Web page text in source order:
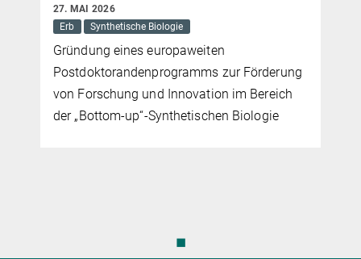
27. MAI 2026
Erb
Synthetische Biologie
Gründung eines europaweiten
Postdoktorandenprogramms zur Förderung
von Forschung und Innovation im Bereich
der „Bottom-up“-Synthetischen Biologie
◼